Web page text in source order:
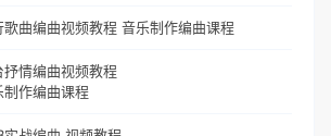
歌曲编曲视频教程 音乐制作编曲课程
抒情编曲视频教程
制作编曲课程